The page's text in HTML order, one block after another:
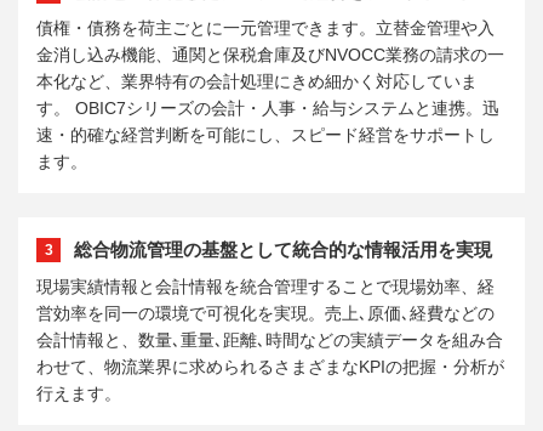
債権・債務を荷主ごとに一元管理できます。立替金管理や入
金消し込み機能、通関と保税倉庫及びNVOCC業務の請求の一
本化など、業界特有の会計処理にきめ細かく対応していま
す。 OBIC7シリーズの会計・人事・給与システムと連携。迅
速・的確な経営判断を可能にし、スピード経営をサポートし
ます。
3 総合物流管理の基盤として統合的な情報活用を実現
現場実績情報と会計情報を統合管理することで現場効率、経
営効率を同一の環境で可視化を実現。売上､原価､経費などの
会計情報と、数量､重量､距離､時間などの実績データを組み合
わせて、物流業界に求められるさまざまなKPIの把握・分析が
行えます。